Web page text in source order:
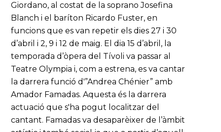
Giordano, al costat de la soprano Josefina
Blanch i el baríton Ricardo Fuster, en
funcions que es van repetir els dies 27 i 30
d’abril i 2, 9 i 12 de maig. El dia 15 d’abril, la
temporada d’òpera del Tívoli va passar al
Teatre Olympia i, com a estrena, es va cantar
la darrera funció d'”Andrea Chénier” amb
Amador Famadas. Aquesta és la darrera
actuació que s'ha pogut localitzar del
cantant. Famadas va desaparèixer de l’àmbit